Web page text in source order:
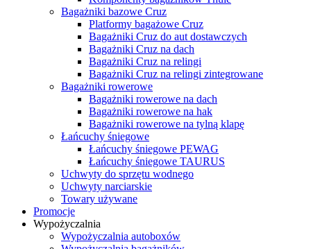
Bagażniki bazowe Cruz
Platformy bagażowe Cruz
Bagażniki Cruz do aut dostawczych
Bagażniki Cruz na dach
Bagażniki Cruz na relingi
Bagażniki Cruz na relingi zintegrowane
Bagażniki rowerowe
Bagażniki rowerowe na dach
Bagażniki rowerowe na hak
Bagażniki rowerowe na tylną klapę
Łańcuchy śniegowe
Łańcuchy śniegowe PEWAG
Łańcuchy śniegowe TAURUS
Uchwyty do sprzętu wodnego
Uchwyty narciarskie
Towary używane
Promocje
Wypożyczalnia
Wypożyczalnia autoboxów